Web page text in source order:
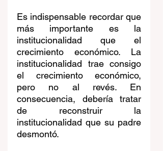
Es indispensable recordar que
más importante es la
institucionalidad que el
crecimiento económico. La
institucionalidad trae consigo
el crecimiento económico,
pero no al revés. En
consecuencia, debería tratar
de reconstruir la
institucionalidad que su padre
desmontó.